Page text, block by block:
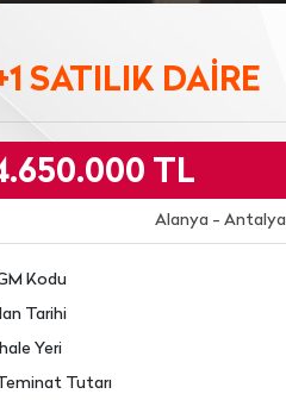
SATILIK DAİRE
TL
Alanya - Antalya
Kodu
Tarihi
Yeri
Tutarı